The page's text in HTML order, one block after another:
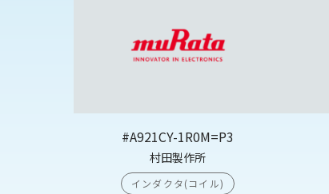
#A921CY-1R0M=P3
村田製作所
インダクタ(コイル)